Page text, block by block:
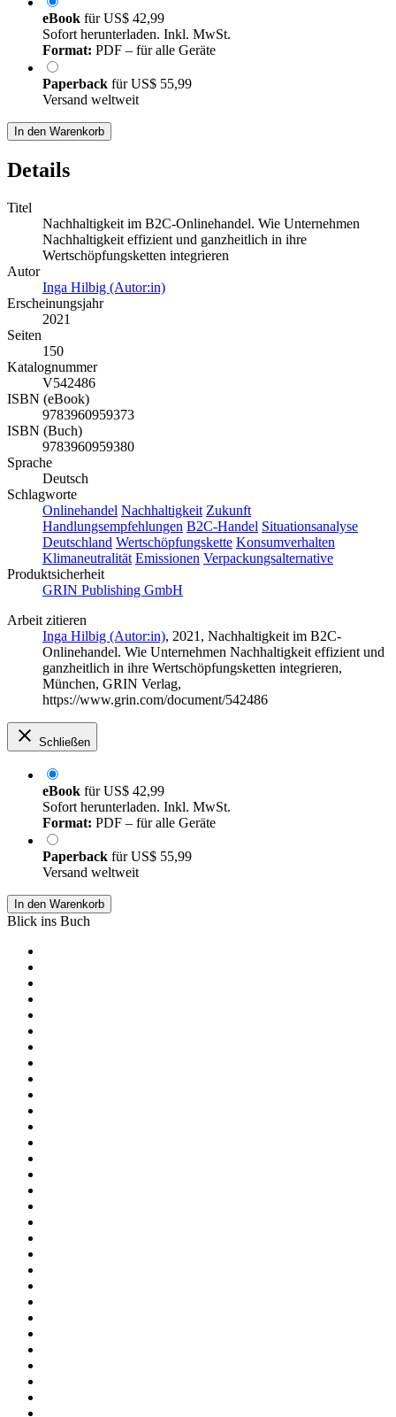
eBook fürUS$ 42,99
Sofort herunterladen. Inkl. MwSt.
Format: PDF – für alle Geräte
Paperback fürUS$ 55,99
Versand weltweit
In den Warenkorb
Details
Titel
Nachhaltigkeit im B2C-Onlinehandel. Wie Unternehmen
Nachhaltigkeit effizient und ganzheitlich in ihre
Wertschöpfungsketten integrieren
Autor
Inga Hilbig (Autor:in)
Erscheinungsjahr
2021
Seiten
150
Katalognummer
V542486
ISBN (eBook)
9783960959373
ISBN (Buch)
9783960959380
Sprache
Deutsch
Schlagworte
Onlinehandel Nachhaltigkeit Zukunft
Handlungsempfehlungen B2C-Handel Situationsanalyse
Deutschland Wertschöpfungskette Konsumverhalten
Klimaneutralität Emissionen Verpackungsalternative
Produktsicherheit
GRIN Publishing GmbH
Arbeit zitieren
Inga Hilbig (Autor:in), 2021, Nachhaltigkeit im B2C-
Onlinehandel. Wie Unternehmen Nachhaltigkeit effizient und
ganzheitlich in ihre Wertschöpfungsketten integrieren,
München, GRIN Verlag,
https://www.grin.com/document/542486
Schließen
eBook fürUS$ 42,99
Sofort herunterladen. Inkl. MwSt.
Format: PDF – für alle Geräte
Paperback fürUS$ 55,99
Versand weltweit
In den Warenkorb
Blick ins Buch